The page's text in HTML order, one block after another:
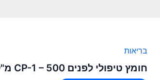
בריאות
חומץ טיפולי לפנים CP-1 – 500 מ"ל – לטיפוח שיער